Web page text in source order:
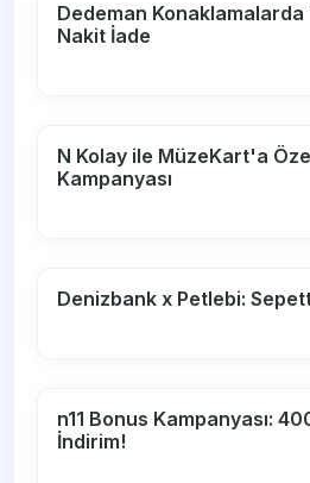
Dedeman Konaklamalarda
Nakit İade
N Kolay ile MüzeKart'a
Kampanyası
Denizbank x Petlebi:
n11 Bonus Kampanyası:
İndirim!